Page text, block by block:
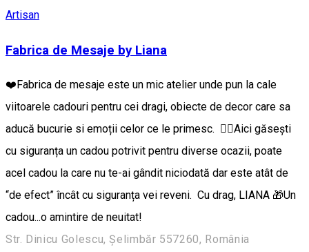
Artisan
Fabrica de Mesaje by Liana
❤️Fabrica de mesaje este un mic atelier unde pun la cale
viitoarele cadouri pentru cei dragi, obiecte de decor care sa
aducă bucurie si emoții celor ce le primesc. 👉🏼Aici găsești
cu siguranța un cadou potrivit pentru diverse ocazii, poate
acel cadou la care nu te-ai gândit niciodată dar este atât de
“de efect” încât cu siguranța vei reveni. Cu drag, LIANA 🎁Un
cadou...o amintire de neuitat!
Str. Dinicu Golescu, Șelimbăr 557260, România